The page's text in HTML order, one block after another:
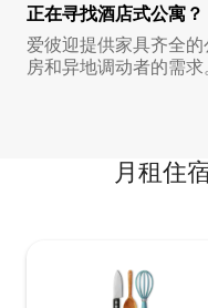
正在寻找酒店式公寓？
爱彼迎提供家具齐全
房和异地调动者的需求
月租住